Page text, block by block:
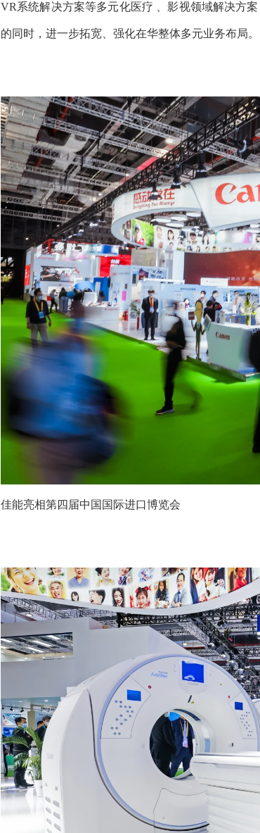
VR系统解决方案等多元化医疗 、影视领域解决方
的同时，进一步拓宽、强化在华整体多元业务布局。
佳能亮相第四届中国国际进口博览会